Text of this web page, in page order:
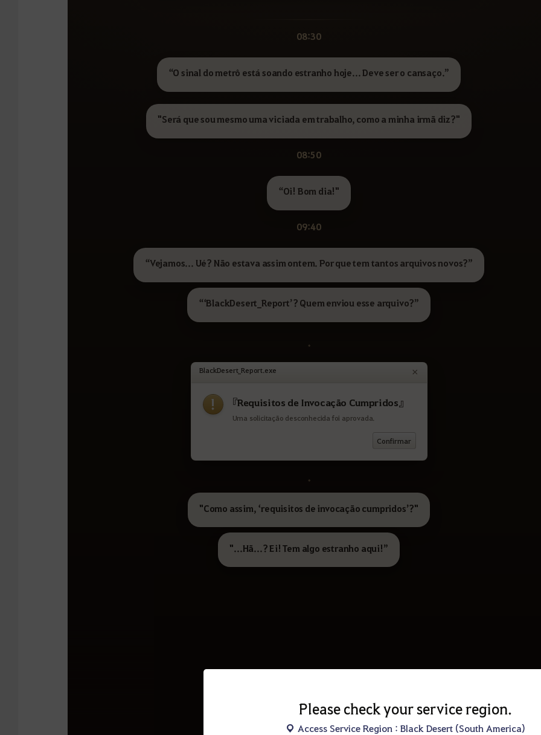
Please check your service region.
Access Service Region : Black Desert (South America)
08:30
“O sinal do metrô está soando estranho hoje... Deve ser o cansaço.”
"Será que sou mesmo uma viciada em trabalho, como a minha irmã diz?"
08:50
“Oi! Bom dia!"
09:40
“Vejamos... Ué? Não estava assim ontem. Por que tem tantos arquivos novos?”
“‘BlackDesert_Report’? Quem enviou esse arquivo?”
.
BlackDesert_Report.exe ×
! 『Requisitos de Invocação Cumpridos』
Uma solicitação desconhecida foi aprovada.
Confirmar
.
"Como assim, ‘requisitos de invocação cumpridos’?"
"...Hã...? Ei! Tem algo estranho aqui!”